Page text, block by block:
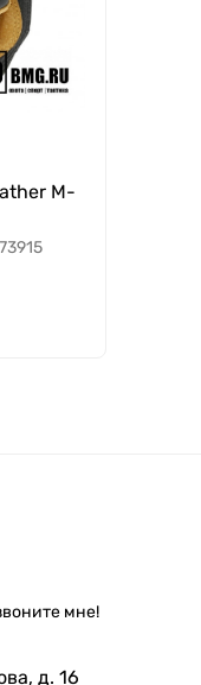
M-
73915
мне!
д. 16